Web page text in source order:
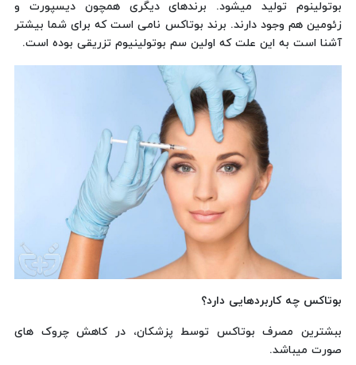
بوتولینوم تولید میشود. برندهای دیگری همچون دیسپورت و
زئومین هم وجود دارند. برند بوتاکس نامی است که برای شما بیشتر
آشنا است به این علت که اولین سم بوتولینیوم تزریقی بوده است.
بوتاکس چه کاربردهایی دارد؟
ببشترین مصرف بوتاکس توسط پزشکان، در کاهش چروک های
صورت میباشد.